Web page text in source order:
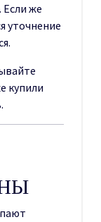
же
уточнение
купили